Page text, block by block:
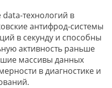
технологий в
антифрод-системы
в секунду и способны
активность раньше
массивы данных
в диагностике и